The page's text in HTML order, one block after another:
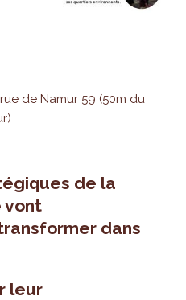
de Namur 59 (50m du
de la
vont
dans
leur